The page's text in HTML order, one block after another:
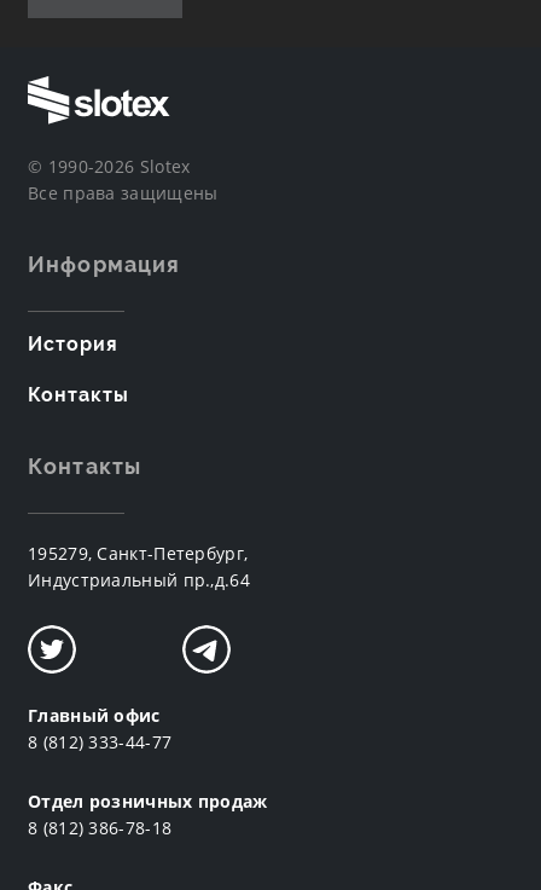
© 1990-2026 Slotex
Все права защищены
Информация
История
Контакты
Контакты
195279, Санкт-Петербург,
Индустриальный пр.,д.64
Главный офис
8 (812) 333-44-77
Отдел розничных продаж
8 (812) 386-78-18